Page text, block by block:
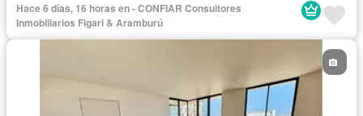
Hace 6 días, 16 horas en - CONFIAR Consultores
Inmobiliarios Figari & Aramburú